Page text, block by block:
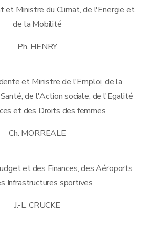
et Ministre du Climat, de l'Energie et
de la Mobilité
Ph. HENRY
et Ministre de l'Emploi, de la
de l'Action sociale, de l'Egalité
et des Droits des femmes
Ch. MORREALE
et des Finances, des Aéroports
Infrastructures sportives
J.-L. CRUCKE